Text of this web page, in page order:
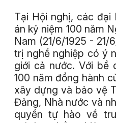
Tại Hội nghị, các
án kỷ niệm 100 năm
Nam (21/6/1925 -
trị nghề nghiệp có ý
giới cả nước. Với bề
100 năm đồng hành
xây dựng và bảo vệ
Đảng, Nhà nước và
quyền tự hào về